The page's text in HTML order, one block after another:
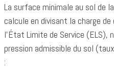
La surface minimale au sol de
calcule en divisant la charge
l'État Limite de Service (ELS),
pression admissible du sol
: